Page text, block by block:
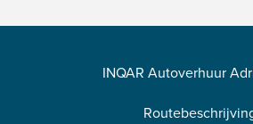
INQAR Autoverhuur